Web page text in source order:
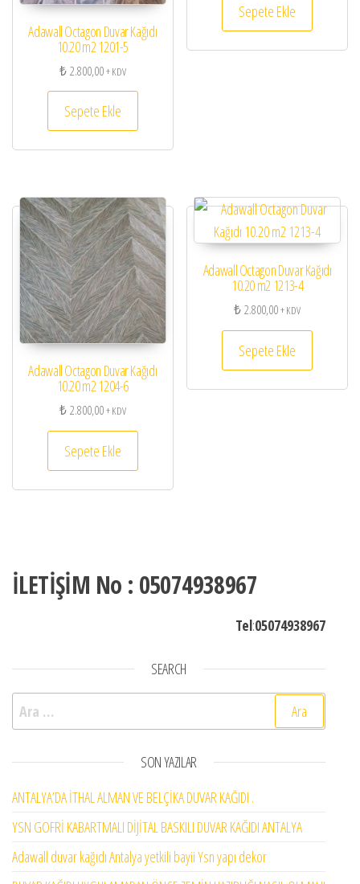
Adawall Octagon Duvar Kağıdı
10.20 m2 1201-5
₺2.800,00+ KDV
Sepete Ekle
Sepete Ekle
Adawall Octagon Duvar Kağıdı
10.20 m2 1204-6
₺2.800,00+ KDV
Sepete Ekle
Adawall Octagon Duvar Kağıdı
10.20 m2 1213-4
₺2.800,00+ KDV
Sepete Ekle
İLETİŞİM No : 05074938967
Tel:05074938967
SEARCH
Arama:
SON YAZILAR
ANTALYA’DA İTHAL ALMAN VE BELÇİKA DUVAR KAĞIDI .
YSN GOFRİ KABARTMALI DİJİTAL BASKILI DUVAR KAĞIDI ANTALYA
Adawall duvar kağıdı Antalya yetkili bayii Ysn yapı dekor